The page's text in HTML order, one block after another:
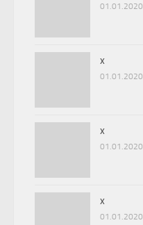
01.01.2020
x
01.01.2020
x
01.01.2020
x
01.01.2020